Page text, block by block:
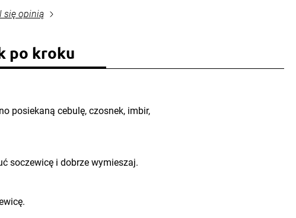
się opinią
po kroku
posiekaną cebulę, czosnek, imbir,
soczewicę i dobrze wymieszaj.